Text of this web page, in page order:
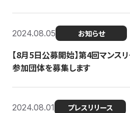
2024.08.05 お知らせ
【8月5日公募開始】第4回マンス
参加団体を募集します
2024.08.01 プレスリリース